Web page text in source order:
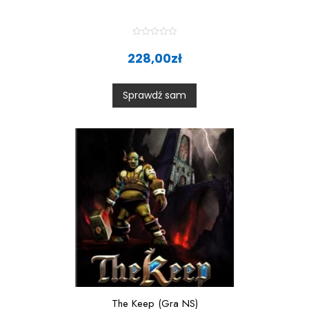
t
0
o
u
t
5
228,00zł
Sprawdź sam
The Keep (Gra NS)